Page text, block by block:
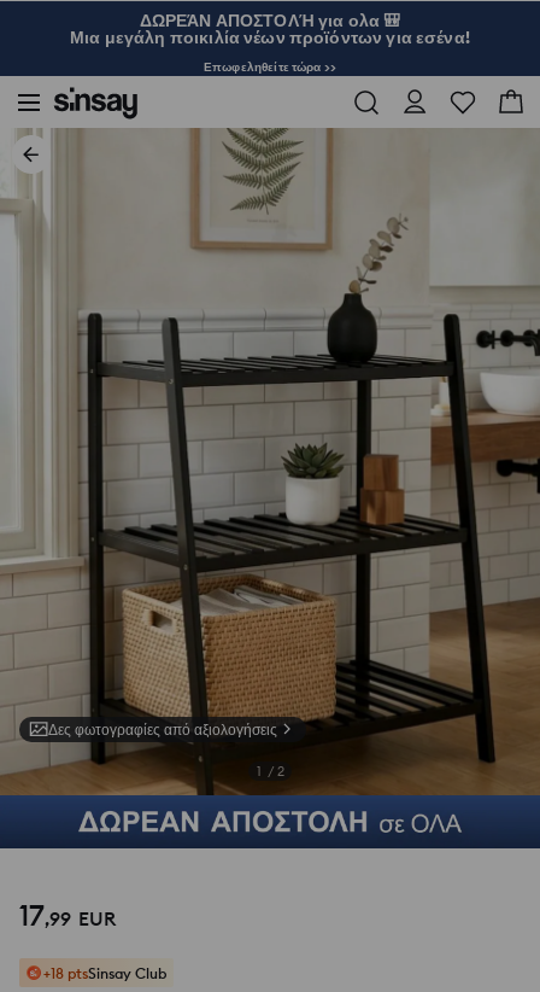
ΔΩΡΕΆΝ ΑΠΟΣΤΟΛΉ για ολα 🎒
Μια μεγάλη ποικιλία νέων προϊόντων για εσένα!
Επωφεληθείτε τώρα >>
Δες φωτογραφίες από αξιολογήσεις
1 / 2
17,99 EUR
+18 ptsSinsay Club